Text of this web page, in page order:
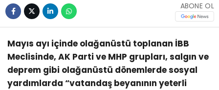
ABONE OL
Mayıs ayı içinde olağanüstü toplanan İBB
Meclisinde, AK Parti ve MHP grupları, salgın ve
deprem gibi olağanüstü dönemlerde sosyal
yardımlarda “vatandaş beyanının yeterli